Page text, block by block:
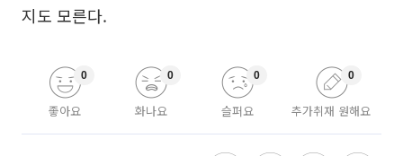
지도 모른다.
좋아요
0
화나요
0
슬퍼요
0
추가취재 원해요
0